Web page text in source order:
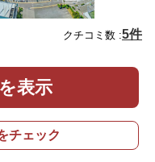
クチコミ数 :5件
表示
チェック